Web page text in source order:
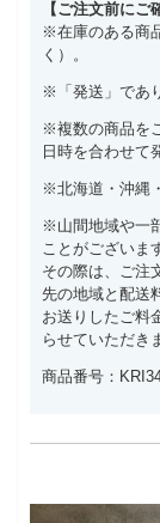
【ご注文前にご
※在庫のある商
く）。
※「発送」であ
※複数の商品を
日時を合わせて
※北海道・沖縄
※山間地域や一
ことがございま
その際は、ご注
先の地域と配送
お送りしたご料
らせていただき
商品番号：